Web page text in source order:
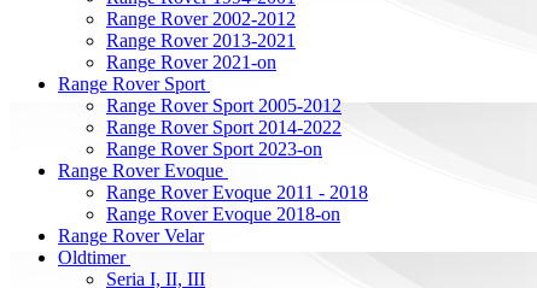
Range Rover 2002-2012
Range Rover 2013-2021
Range Rover 2021-on
Range Rover Sport
Range Rover Sport 2005-2012
Range Rover Sport 2014-2022
Range Rover Sport 2023-on
Range Rover Evoque
Range Rover Evoque 2011 - 2018
Range Rover Evoque 2018-on
Range Rover Velar
Oldtimer
Seria I, II, III